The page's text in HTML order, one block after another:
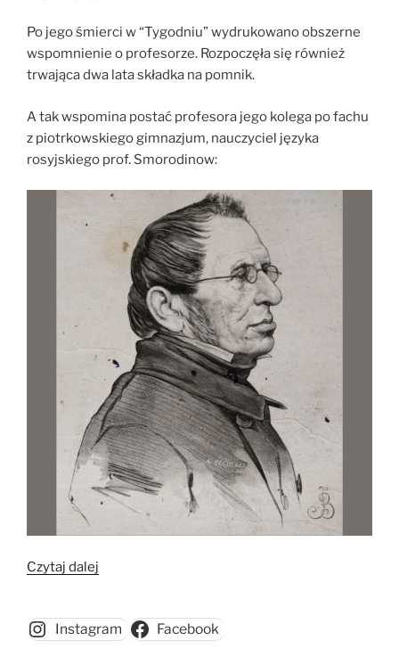
Po jego śmierci w “Tygodniu” wydrukowano obszerne
wspomnienie o profesorze. Rozpoczęła się również
trwająca dwa lata składka na pomnik.
A tak wspomina postać profesora jego kolega po fachu
z piotrkowskiego gimnazjum, nauczyciel języka
rosyjskiego prof. Smorodinow:
Czytaj dalej
Instagram Facebook